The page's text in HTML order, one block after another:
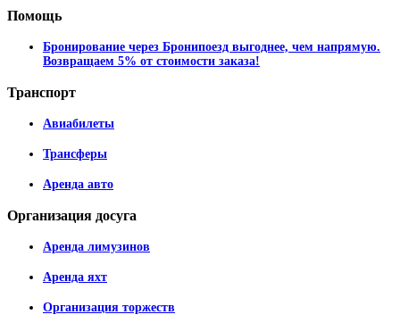
Помощь
Бронирование через Бронипоезд выгоднее, чем напрямую.
Возвращаем 5% от стоимости заказа!
Транспорт
Авиабилеты
Трансферы
Аренда авто
Организация досуга
Аренда лимузинов
Аренда яхт
Организация торжеств